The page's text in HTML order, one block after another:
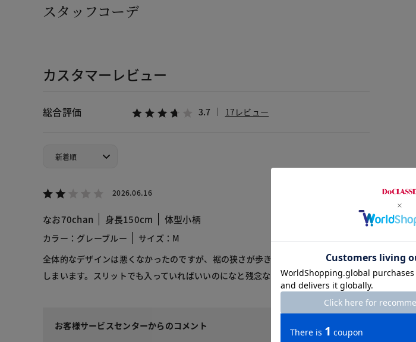
スタッフコーデ
カスタマーレビュー
総合評価 3.7 17レビュー
2026.06.16
なお70chan 身長150cm 体型小柄
カラー：グレーブルー
サイズ：M
全体的なデザインは悪くなかったのですが、裾の狭さが歩き辛くて歩幅が狭くなって
しまいます。スリットでも入っていればいいのになと残念ながら返品しました。
お客様サービスセンターからのコメント